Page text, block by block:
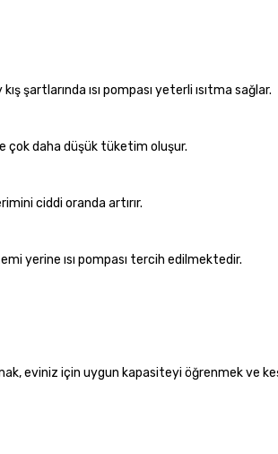
şartlarında ısı pompası yeterli ısıtma sağlar.
çok daha düşük tüketim oluşur.
ciddi oranda artırır.
yerine ısı pompası tercih edilmektedir.
eviniz için uygun kapasiteyi öğrenmek ve